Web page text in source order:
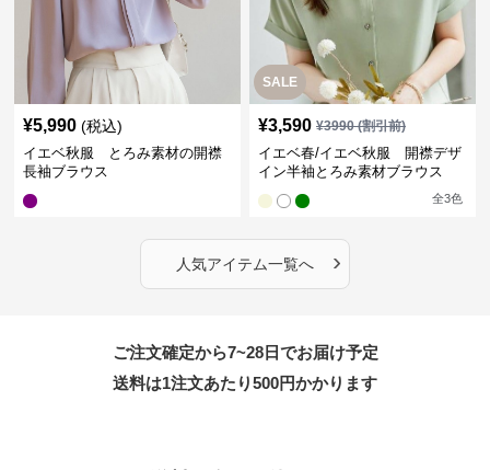
¥5,990 (税込)
イエベ秋服 とろみ素材の開襟
長袖ブラウス
SALE
¥3,590 ¥3990(割引前)
イエベ春/イエベ秋服 開襟デザ
イン半袖とろみ素材ブラウス
全3色
人気アイテム一覧へ ›
ご注文確定から7~28日でお届け予定
送料は1注文あたり500円かかります